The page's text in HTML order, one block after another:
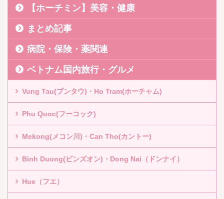
【ホーチミン】美容・健康
まとめ記事
病院・保険・薬関連
ベトナム国内旅行・グルメ
Vung Tau(ブンタウ)・Ho Tram(ホーチャム)
Phu Quoc(フーコック)
Mekong(メコン川)・Can Tho(カントー)
Binh Duong(ビンズオン)・Dong Nai（ドンナイ）
Hue（フエ）